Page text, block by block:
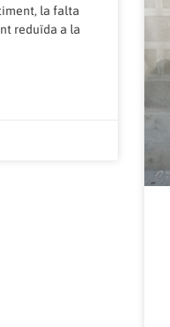
la falta
reduïda a la